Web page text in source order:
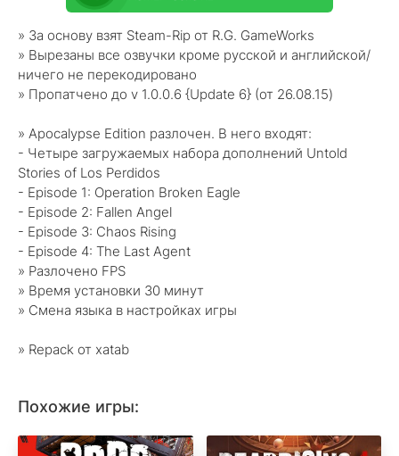
» За основу взят Steam-Rip от R.G. GameWorks
» Вырезаны все озвучки кроме русской и английской/
ничего не перекодировано
» Пропатчено до v 1.0.0.6 {Update 6} (от 26.08.15)
» Apocalypse Edition разлочен. В него входят:
- Четыре загружаемых набора дополнений Untold
Stories of Los Perdidos
- Episode 1: Operation Broken Eagle
- Episode 2: Fallen Angel
- Episode 3: Chaos Rising
- Episode 4: The Last Agent
» Разлочено FPS
» Время установки 30 минут
» Смена языка в настройках игры
» Repack от xatab
Похожие игры: